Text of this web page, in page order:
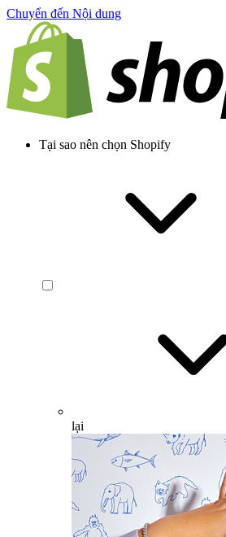
Chuyển đến Nội dung
Tại sao nên chọn Shopify
lại